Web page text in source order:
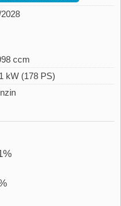
ccm
kW (178 PS)